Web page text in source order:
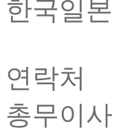
한국일
연락처
총무이